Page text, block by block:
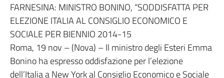
FARNESINA: MINISTRO BONINO, “SODDISFATTA PER
ELEZIONE ITALIA AL CONSIGLIO ECONOMICO E
SOCIALE PER BIENNIO 2014-15
Roma, 19 nov – (Nova) – Il ministro degli Esteri Emma
Bonino ha espresso oddisfazione per l’elezione
dell’Italia a New York al Consiglio Economico e Sociale